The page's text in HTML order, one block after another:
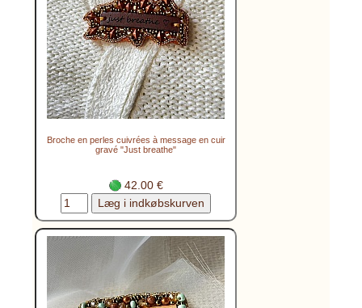
Broche en perles cuivrées à message en cuir
gravé "Just breathe"
42.00 €